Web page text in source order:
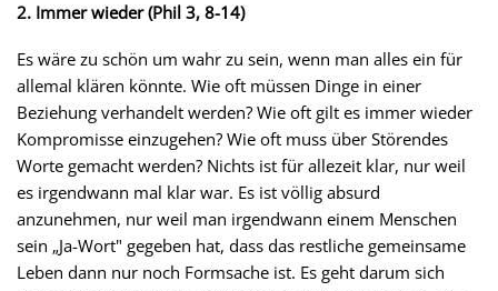
2. Immer wieder (Phil 3, 8-14)
Es wäre zu schön um wahr zu sein, wenn man alles ein für
allemal klären könnte. Wie oft müssen Dinge in einer
Beziehung verhandelt werden? Wie oft gilt es immer wieder
Kompromisse einzugehen? Wie oft muss über Störendes
Worte gemacht werden? Nichts ist für allezeit klar, nur weil
es irgendwann mal klar war. Es ist völlig absurd
anzunehmen, nur weil man irgendwann einem Menschen
sein „Ja-Wort" gegeben hat, dass das restliche gemeinsame
Leben dann nur noch Formsache ist. Es geht darum sich